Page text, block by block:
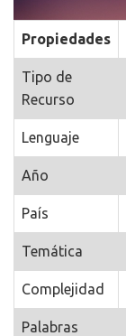
Propiedades
Tipo de
Recurso
Lenguaje
Año
País
Temática
Complejidad
Palabras